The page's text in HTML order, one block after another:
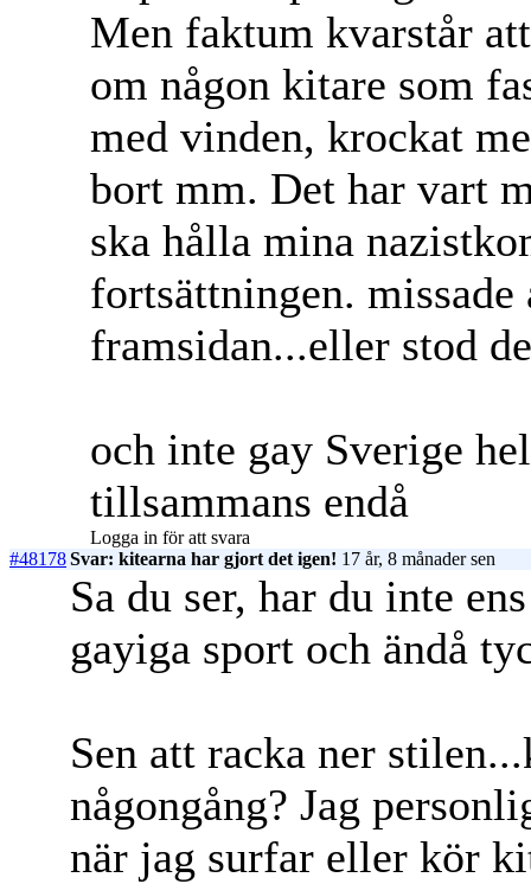
Men faktum kvarstår
om någon kitare som
med vinden, krockat
bort mm. Det har vart
ska hålla mina
fortsättningen.
framsidan...eller stod
och inte gay Sverige
tillsammans endå
Logga in för att svara
#48178Svar: kitearna har gjort det igen! 17 år, 8 månader sen
Sa du ser, har du inte
gayiga sport och ändå
Sen att racka ner
någongång? Jag
när jag surfar eller kör